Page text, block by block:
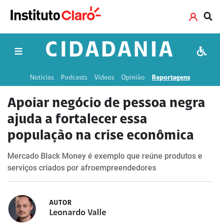
CIDADANIA
Notícias Podcasts Vídeos Opinião Reportagens
Apoiar negócio de pessoa negra
ajuda a fortalecer essa
população na crise econômica
Mercado Black Money é exemplo que reúne produtos e
serviços criados por afroempreendedores
AUTOR
Leonardo Valle